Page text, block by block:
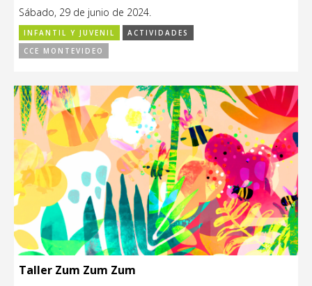
Sábado, 29 de junio de 2024.
INFANTIL Y JUVENIL
ACTIVIDADES
CCE MONTEVIDEO
Taller Zum Zum Zum